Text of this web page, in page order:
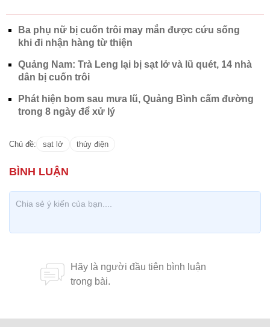
Ba phụ nữ bị cuốn trôi may mắn được cứu sống
khi đi nhận hàng từ thiện
Quảng Nam: Trà Leng lại bị sạt lở và lũ quét, 14 nhà
dân bị cuốn trôi
Phát hiện bom sau mưa lũ, Quảng Bình cấm đường
trong 8 ngày để xử lý
Chủ đề: sạt lở thủy điện